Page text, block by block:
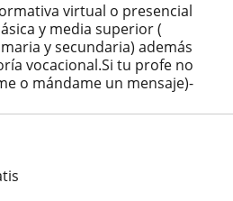
virtual o presencial
y media superior (
y secundaria) además
vocacional.Si tu profe no
o mándame un mensaje)-